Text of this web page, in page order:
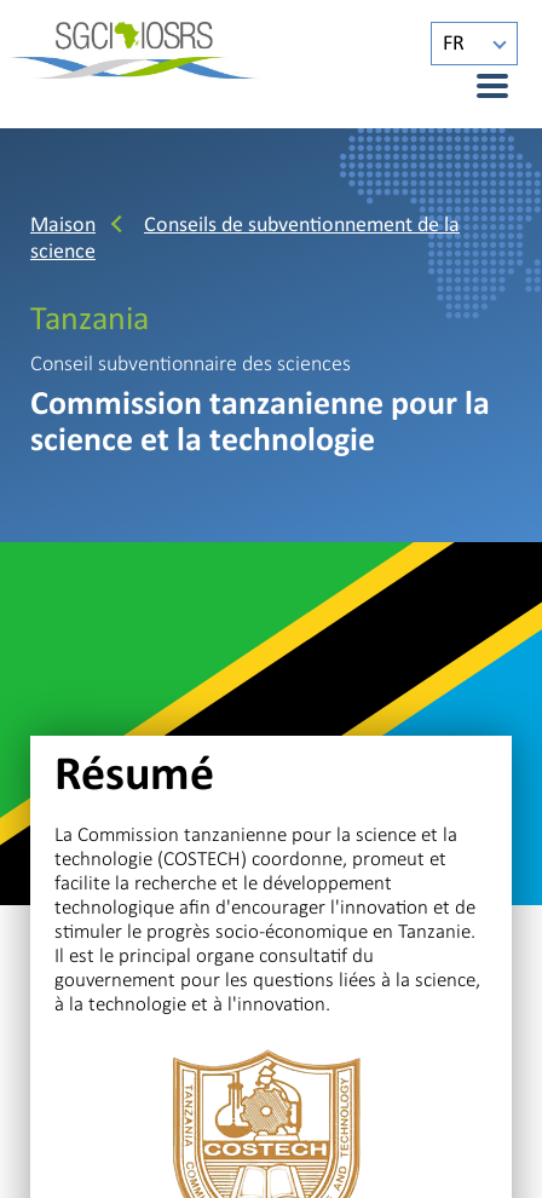
FR
Maison
Conseils de subventionnement de la
science
Tanzania
Conseil subventionnaire des sciences
Commission tanzanienne pour la
science et la technologie
Résumé
La Commission tanzanienne pour la science et la
technologie (COSTECH) coordonne, promeut et
facilite la recherche et le développement
technologique afin d'encourager l'innovation et de
stimuler le progrès socio-économique en Tanzanie.
Il est le principal organe consultatif du
gouvernement pour les questions liées à la science,
à la technologie et à l'innovation.